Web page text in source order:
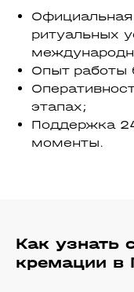
ритуальных
Опыт работы
этапах;
Поддержка
моменты.
Как узнать
кремации в